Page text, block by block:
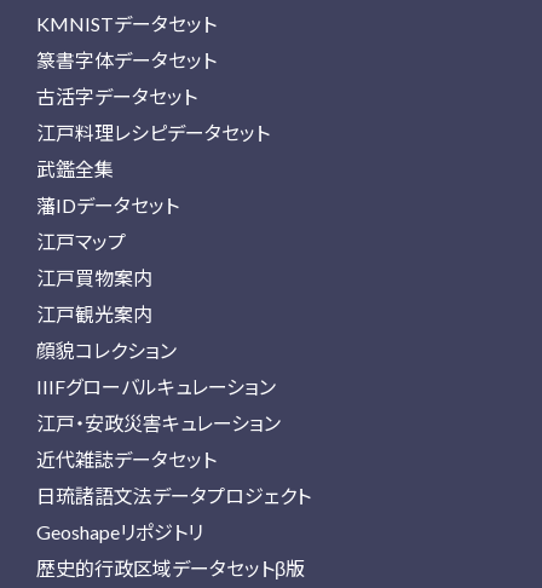
KMNISTデータセット
篆書字体データセット
古活字データセット
江戸料理レシピデータセット
武鑑全集
藩IDデータセット
江戸マップ
江戸買物案内
江戸観光案内
顔貌コレクション
IIIFグローバルキュレーション
江戸・安政災害キュレーション
近代雑誌データセット
日琉諸語文法データプロジェクト
Geoshapeリポジトリ
歴史的行政区域データセットβ版